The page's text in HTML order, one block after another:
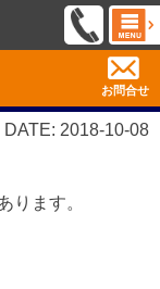
お問合せ
DATE: 2018-10-08
ります。